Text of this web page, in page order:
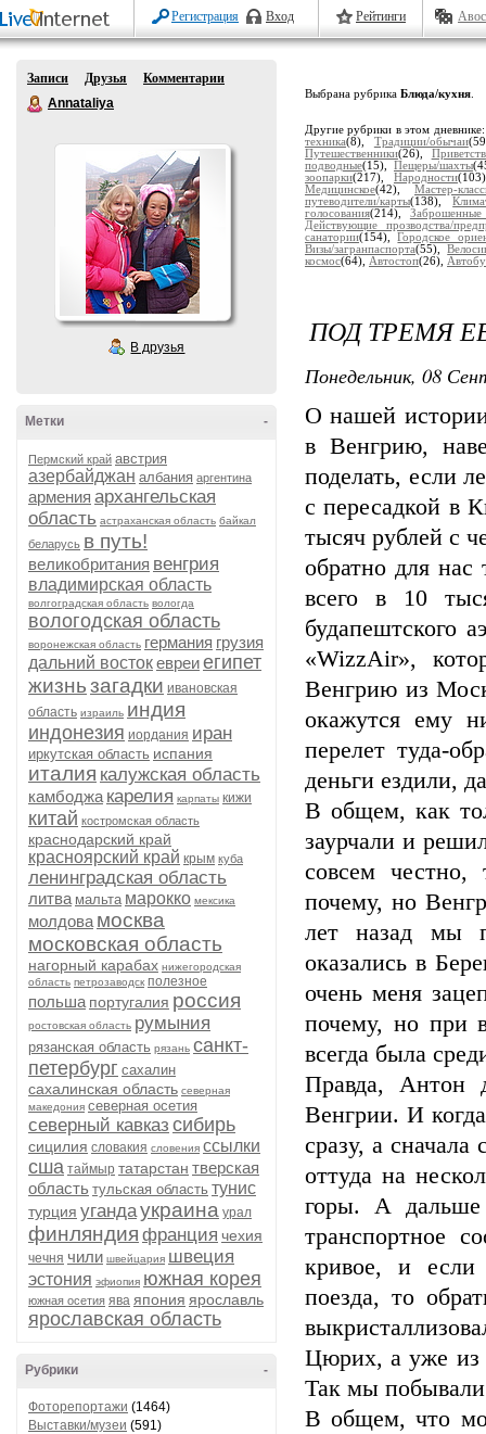
Регистрация Вход Рейтинги
Записи Друзья
Комментарии
Annataliya
В друзья
-
Метки
Пермский край австрия
азербайджан албания аргентина
армения архангельская
область астраханская область байкал
беларусь в путь!
великобритания венгрия
владимирская область
волгоградская область вологда
вологодская область
воронежская область германия грузия
дальний востокевреиегипет
жизньзагадки ивановская
область израиль индия
индонезия иордания иран
иркутская область испания
италия калужская область
камбоджа карелия карпаты кижи
китай костромская область
краснодарский край
красноярский край крым куба
ленинградская область
литва мальта марокко мексика
молдова москва
московская область
нагорный карабах нижегородская
область петрозаводск полезное
польша португалия россия
ростовская область румыния
рязанская область рязань санкт-
петербург сахалин
сахалинская область северная
македония северная осетия
северный кавказ сибирь
сицилия словакия словения ссылки
сша таймыр татарстан тверская
область тульская область тунис
турция угандаукраина урал
финляндия франция чехия
чечня чили швейцария швеция
эстония эфиопия южная корея
южная осетия ява япония ярославль
ярославская область
-
Рубрики
Фоторепортажи (1464)
Выставки/музеи (591)
Выбрана рубрика Блюда/кухня
Другие рубрики в этом
техника(8), Традиции/обычаи
Путешественники(26),
подводные(15), Пещеры/шахты
зоопарки(217), Народности
Медицинское(42), Мастер-
путеводители/карты(138),
голосования(214), Заброшенные
Действующие прозводства/
санатории(154),Городское
Визы/загранпаспорта(55),
космос(64), Автостоп(26),
ПОД ТРЕМЯ
Понедельник, 08
О нашей
в Венгрию,
поделать, если
с пересадкой в
тысяч рублей с
обратно для
всего в 10
будапештского
«WizzAir»,
Венгрию из
окажутся ему
перелет туда-
деньги ездили,
В общем, как
заурчали и
совсем
почему, но
лет назад мы
оказались в
очень меня
почему, но при
всегда была
Правда, Антон
Венгрии. И
сразу, а сначала
оттуда на
горы. А дальше
транспортное
кривое, и если
поезда, то
Цюрих, а уже из
Так мы
В общем, что